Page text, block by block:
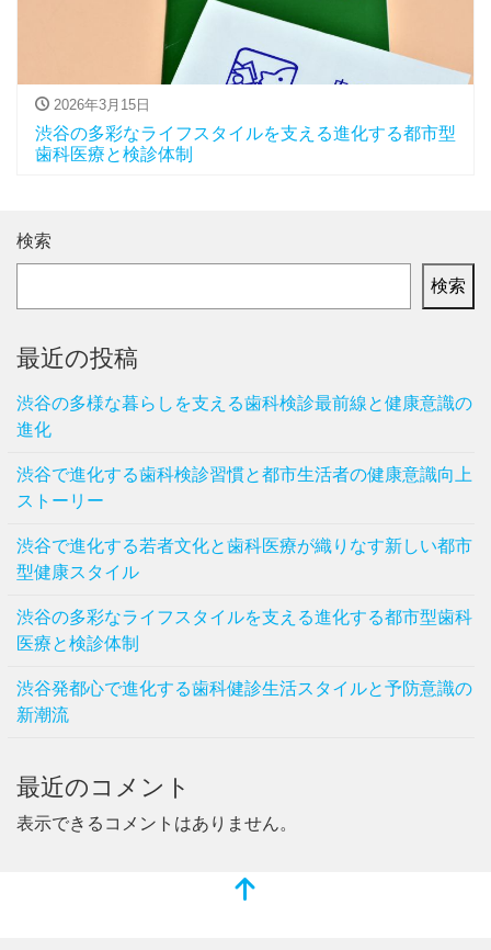
2026年3月15日
渋谷の多彩なライフスタイルを支える進化する都市型
歯科医療と検診体制
検索
検索
最近の投稿
渋谷の多様な暮らしを支える歯科検診最前線と健康意識の
進化
渋谷で進化する歯科検診習慣と都市生活者の健康意識向上
ストーリー
渋谷で進化する若者文化と歯科医療が織りなす新しい都市
型健康スタイル
渋谷の多彩なライフスタイルを支える進化する都市型歯科
医療と検診体制
渋谷発都心で進化する歯科健診生活スタイルと予防意識の
新潮流
最近のコメント
表示できるコメントはありません。